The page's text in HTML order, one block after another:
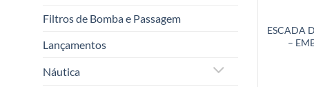
Filtros de Bomba e Passagem
Lançamentos
Náutica
ESCADA
–